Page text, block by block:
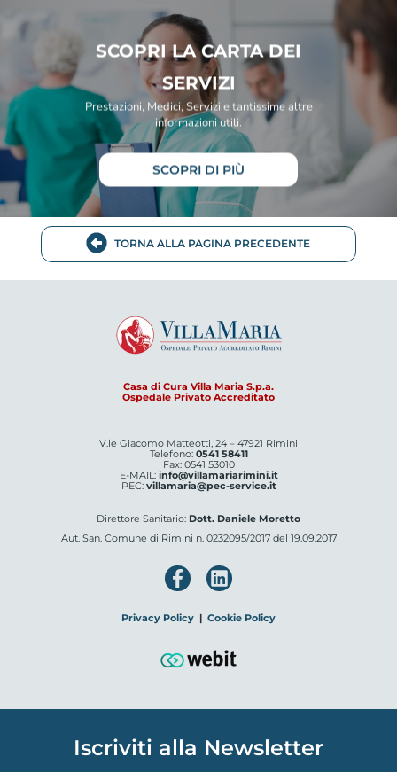
SCOPRI LA CARTA DEI
SERVIZI
Prestazioni, Medici, Servizi e tantissime altre
informazioni utili.
SCOPRI DI PIÙ
TORNA ALLA PAGINA PRECEDENTE
Casa di Cura Villa Maria S.p.a.
Ospedale Privato Accreditato
V.le Giacomo Matteotti, 24 – 47921 Rimini
Telefono: 0541 58411
Fax: 0541 53010
E-MAIL: info@villamariarimini.it
PEC: villamaria@pec-service.it
Direttore Sanitario: Dott. Daniele Moretto
Aut. San. Comune di Rimini n. 0232095/2017 del 19.09.2017
Privacy Policy | Cookie Policy
Iscriviti alla Newsletter